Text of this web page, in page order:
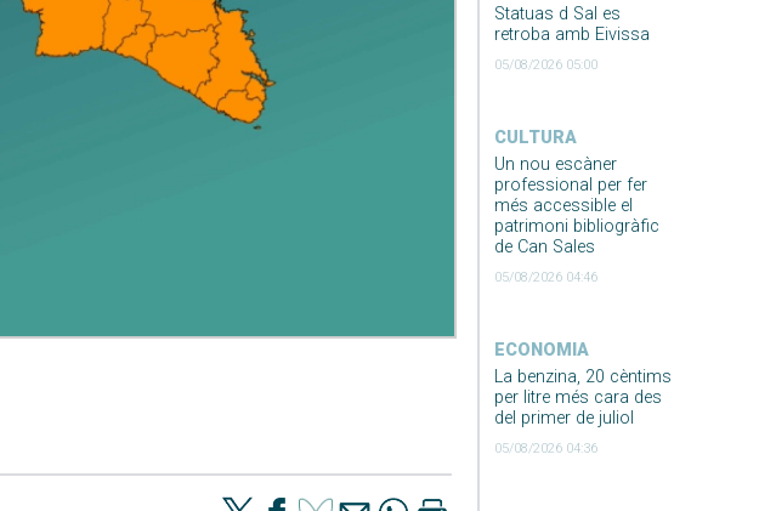
Statuas d Sal es
retroba amb Eivissa
05/08/2026 05:00
CULTURA
Un nou escàner
professional per fer
més accessible el
patrimoni bibliogràfic
de Can Sales
05/08/2026 04:46
ECONOMIA
La benzina, 20 cèntims
per litre més cara des
del primer de juliol
05/08/2026 04:36